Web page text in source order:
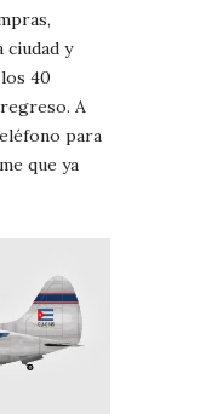
ciudad y
40
A
para
que ya